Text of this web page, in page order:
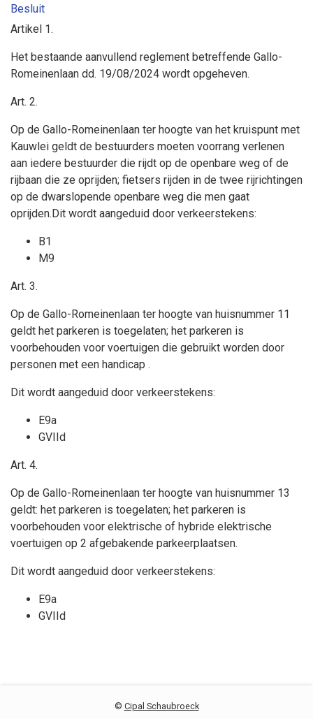
Besluit
Artikel 1.
Het bestaande aanvullend reglement betreffende Gallo-
Romeinenlaan dd. 19/08/2024 wordt opgeheven.
Art. 2.
Op de Gallo-Romeinenlaan ter hoogte van het kruispunt met
Kauwlei geldt de bestuurders moeten voorrang verlenen
aan iedere bestuurder die rijdt op de openbare weg of de
rijbaan die ze oprijden; fietsers rijden in de twee rijrichtingen
op de dwarslopende openbare weg die men gaat
oprijden.Dit wordt aangeduid door verkeerstekens:
B1
M9
Art. 3.
Op de Gallo-Romeinenlaan ter hoogte van huisnummer 11
geldt het parkeren is toegelaten; het parkeren is
voorbehouden voor voertuigen die gebruikt worden door
personen met een handicap .
Dit wordt aangeduid door verkeerstekens:
E9a
GVIId
Art. 4.
Op de Gallo-Romeinenlaan ter hoogte van huisnummer 13
geldt: het parkeren is toegelaten; het parkeren is
voorbehouden voor elektrische of hybride elektrische
voertuigen op 2 afgebakende parkeerplaatsen.
Dit wordt aangeduid door verkeerstekens:
E9a
GVIId
© Cipal Schaubroeck